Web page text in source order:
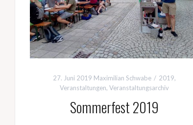
27. Juni 2019 Maximilian Schwabe 2019,
Veranstaltungen,Veranstaltungsarchiv
Sommerfest 2019